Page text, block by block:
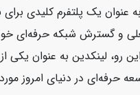
عنوان یک پلتفرم کلیدی برای
و گسترش شبکه حرفه‌ای
رو، لینکدین به عنوان یکی از
حرفه‌ای در دنیای امروز مورد